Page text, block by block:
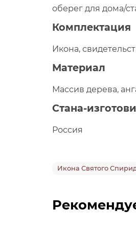
оберег для дома/
Комплектация
Икона,
Материал
Массив дерева,
Стана-
Россия
Икона Святого